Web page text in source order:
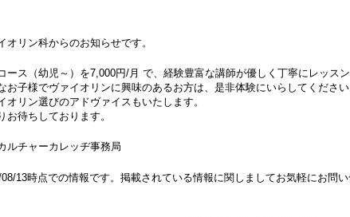
オリン科からのお知らせです。
ース（幼児～）を7,000円/月 で、経験豊富な講師が優しく丁寧にレッスン
お子様でヴァイオリンに興味のあるお方は、是非体験にいらしてください
オリン選びのアドヴァイスもいたします。
お待ちしております。
ルチャーカレッヂ事務局
13時点での情報です。掲載されている情報に関しましてお気軽にお問い